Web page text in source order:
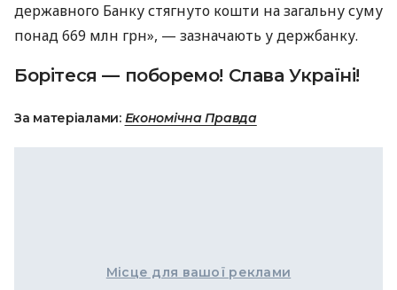
державного Банку стягнуто кошти на загальну суму
понад 669 млн грн», — зазначають у держбанку.
Борітеся — поборемо! Слава Україні!
За матеріалами: Економічна Правда
Місце для вашої реклами